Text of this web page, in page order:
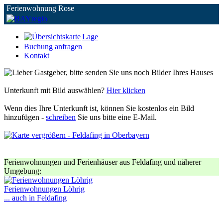
Ferienwohnung Rose
Lage
Buchung anfragen
Kontakt
Unterkunft mit Bild auswählen? Hier klicken
Wenn dies Ihre Unterkunft ist, können Sie kostenlos ein Bild
hinzufügen - schreiben Sie uns bitte eine E-Mail.
Ferienwohnungen und Ferienhäuser aus Feldafing und näherer
Umgebung:
Ferienwohnungen Löhrig
... auch in Feldafing